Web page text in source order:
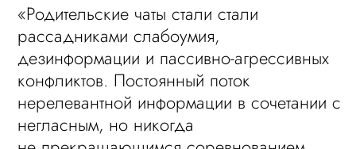
«Родительские чаты стали стали
рассадниками слабоумия,
дезинформации и пассивно-агрессивных
конфликтов. Постоянный поток
нерелевантной информации в сочетании с
негласным, но никогда